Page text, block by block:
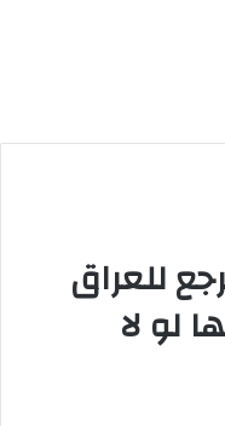
للعراق
لو لا